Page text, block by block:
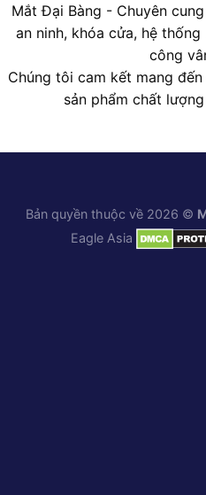
Mắt Đại Bàng - Chuyên
an ninh, khóa cửa, hệ
công
Chúng tôi cam kết mang
sản phẩm chất
Bản quyền thuộc về 2026 ©
Eagle Asia